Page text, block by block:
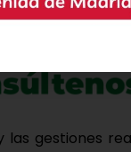
gestiones